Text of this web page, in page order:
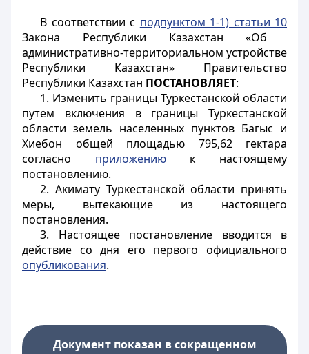
В соответствии с подпунктом 1-1) статьи 10
Закона Республики Казахстан «Об
административно-территориальном устройстве
Республики Казахстан» Правительство
Республики Казахстан ПОСТАНОВЛЯЕТ:
1. Изменить границы Туркестанской области
путем включения в границы Туркестанской
области земель населенных пунктов Багыс и
Хиебон общей площадью 795,62 гектара
согласно приложениюк настоящему
постановлению.
2. Акимату Туркестанской области принять
меры, вытекающие из настоящего
постановления.
3. Настоящее постановление вводится в
действие со дня его первого официального
опубликования.
Документ показан в сокращенном